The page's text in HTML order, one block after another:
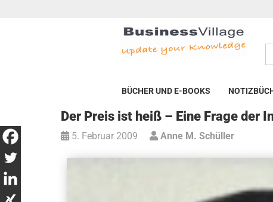
BÜCHER UND E-BOOKS
Der Preis ist heiß – Eine Frage der
5. Februar 2009 Anne M. Schüller